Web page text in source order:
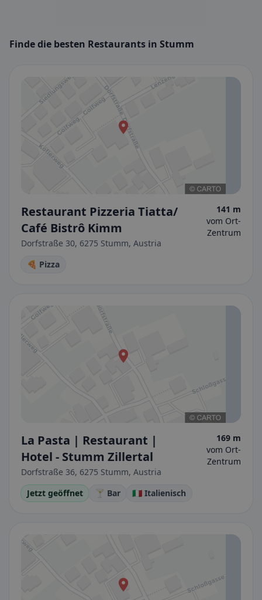
Finde die besten Restaurants in Stumm
Restaurant Pizzeria Tiatta/
Café Bistrô Kimm
Dorfstraße 30, 6275 Stumm, Austria
141 m
vom Ort-
Zentrum
🍕 Pizza
La Pasta | Restaurant |
Hotel - Stumm Zillertal
Dorfstraße 36, 6275 Stumm, Austria
169 m
vom Ort-
Zentrum
Jetzt geöffnet 🍸 Bar 🇮🇹 Italienisch